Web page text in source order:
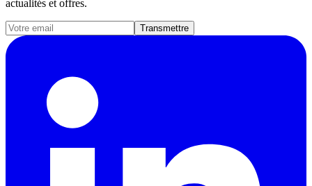
actualités et offres.
Transmettre